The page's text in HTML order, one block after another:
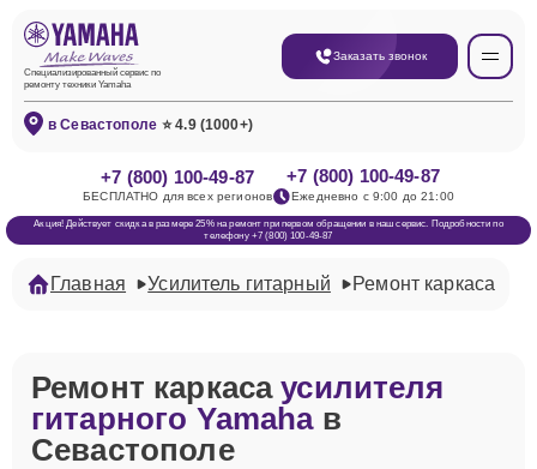
Специализированный сервис по
ремонту техники Yamaha
Заказать звонок
в Севастополе ⭐ 4.9 (1000+)
+7 (800) 100-49-87
БЕСПЛАТНО для всех регионов
+7 (800) 100-49-87
Ежедневно с 9:00 до 21:00
Акция! Действует скидка в размере 25% на ремонт при первом обращении в наш сервис. Подробности по
телефону +7 (800) 100-49-87
Главная Усилитель гитарный Ремонт каркаса
Ремонт каркасаусилителя
гитарного Yamahaв
Севастополе